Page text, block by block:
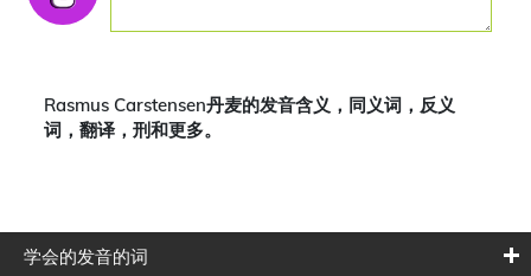
Rasmus Carstensen丹麦的发音含义，同义词，反义
词，翻译，刑和更多。
学会的发音的词